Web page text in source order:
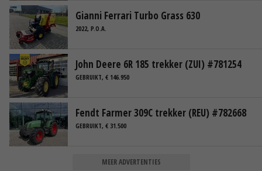
Gianni Ferrari Turbo Grass 630
2022, P.O.A.
John Deere 6R 185 trekker (ZUI) #781254
GEBRUIKT, € 146.950
Fendt Farmer 309C trekker (REU) #782668
GEBRUIKT, € 31.500
MEER ADVERTENTIES